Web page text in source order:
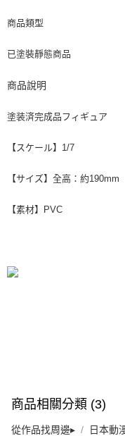
商品類型
已塗裝靜態商品
商品說明
塗装済完成品フィギュア
【スケール】1/7
【サイズ】全高：約190mm
【素材】PVC
商品相關分類 (3)
從作品找周邊▸ 日本動